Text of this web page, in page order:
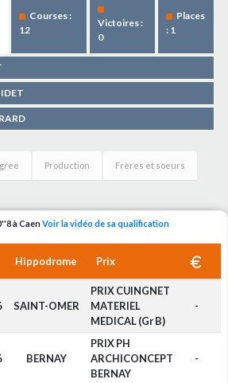
Courses :
12
Victoires :
0
Places
: 1
Production Frères et soeurs
à CaenVoir la vidéo de sa qualification
Hippodrome Prix
SAINT-OMER
PRIX CUINGNET
MATERIEL
MEDICAL (Gr B)
-
BERNAY
PRIX PH
ARCHICONCEPT
BERNAY
-